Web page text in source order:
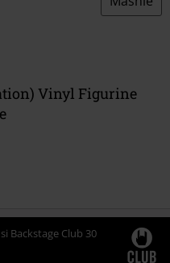
Vinyl Figurine
Backstage Club 30